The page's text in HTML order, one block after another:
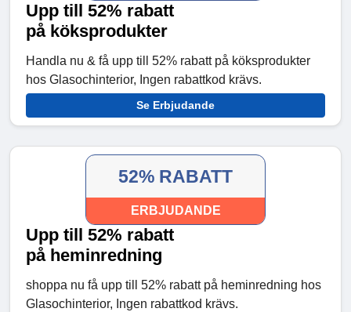
Upp till 52% rabatt
på köksprodukter
Handla nu & få upp till 52% rabatt på köksprodukter
hos Glasochinterior, Ingen rabattkod krävs.
Se Erbjudande
52% RABATT
ERBJUDANDE
Upp till 52% rabatt
på heminredning
shoppa nu få upp till 52% rabatt på heminredning hos
Glasochinterior, Ingen rabattkod krävs.